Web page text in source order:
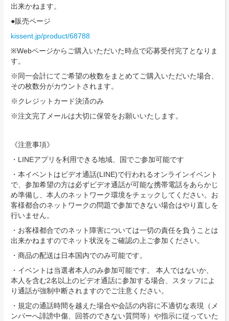
出来かねます。
●販売ページ
kissent.jp/product/68788
※Webページからご購入いただいた時点で応募受付完了となりま
す。
※同一会計にてご希望の枚数をまとめてご購入いただいた場合、
その枚数分がカウントされます。
※クレジットカード決済のみ
※注文完了メールは大切に保管をお願いいたします。
《注意事項》
・LINEアプリを利用できる地域、国でご参加可能です
・本イベントはビデオ通話(LINE)で行われるオンラインイベント
で、参加希望の方は必ずビデオ通話が可能な携帯電話をあらかじ
め準備し、本人のネットワーク環境をチェックしてください。お
客様都合のネットワークの問題で参加できない場合はやり直しを
行いません。
・お客様都合でのネット障害については一切の責任を負うことは
出来かねますのでネット状況をご確認の上ご参加ください。
・商品の配送は日本国内でのみ可能です。
・イベントは当選者本人のみ参加可能です。 本人ではないか、
本人を含む2名以上のビデオ通話に参加する場合、スタッフによ
り通話が強制中断されますのでご注意ください。
・規定の通話時間を越えた場合や会話の内容に不適切な表現（メ
ンバーへ誹謗中傷、回答のできない質問等）や指示に従っていた